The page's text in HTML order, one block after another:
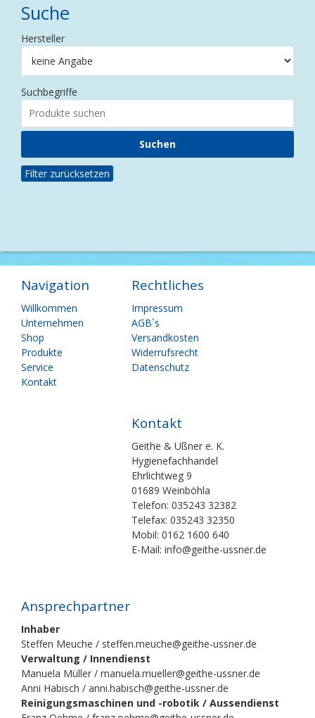
Suche
Hersteller
Suchbegriffe
Filter zurücksetzen
Navigation
Navigation
überspringen
Willkommen
Unternehmen
Shop
Produkte
Service
Kontakt
Rechtliches
Navigation
überspringen
Impressum
AGB`s
Versandkosten
Widerrufsrecht
Datenschutz
Kontakt
Geithe & Ußner e. K.
Hygienefachhandel
Ehrlichtweg 9
01689 Weinböhla
Telefon: 035243 32382
Telefax: 035243 32350
Mobil: 0162 1600 640
E-Mail: info@geithe-ussner.de
Ansprechpartner
Inhaber
Steffen Meuche / steffen.meuche@geithe-ussner.de
Verwaltung / Innendienst
Manuela Müller / manuela.mueller@geithe-ussner.de
Anni Habisch / anni.habisch@geithe-ussner.de
Reinigungsmaschinen und -robotik / Aussendienst